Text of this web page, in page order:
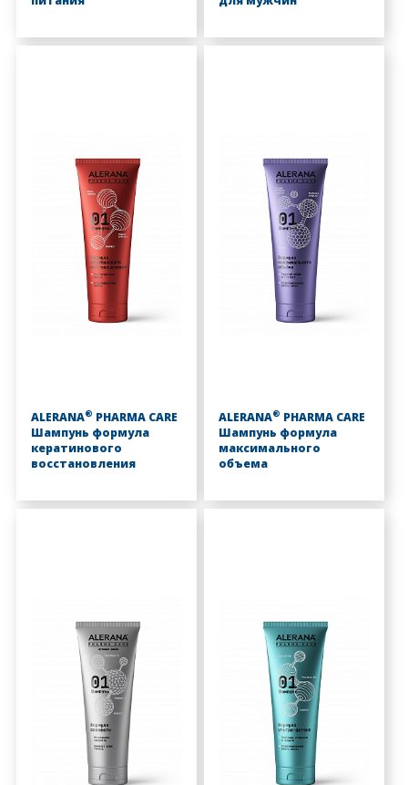
ALERANA® PHARMA CARE
Шампунь формула
кератинового
восстановления
ALERANA® PHARMA CARE
Шампунь формула
максимального
объема